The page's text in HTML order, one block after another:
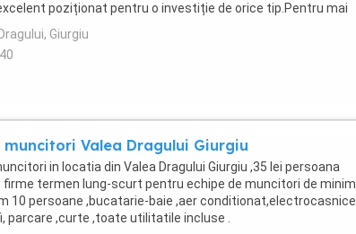
poziționat pentru o investiție de orice tip.Pentru mai
vă stau la ...
Giurgiu
muncitori Valea Dragului Giurgiu
in locatia din Valea Dragului Giurgiu ,35 lei persoana
termen lung-scurt pentru echipe de muncitori de minim
10 persoane ,bucatarie-baie ,aer conditionat,electrocasnice
parcare ,curte ,toate utilitatile incluse .